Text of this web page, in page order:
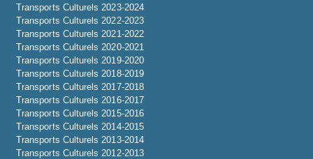
Transports Culturels 2023-2024
Transports Culturels 2022-2023
Transports Culturels 2021-2022
Transports Culturels 2020-2021
Transports Culturels 2019-2020
Transports Culturels 2018-2019
Transports Culturels 2017-2018
Transports Culturels 2016-2017
Transports Culturels 2015-2016
Transports Culturels 2014-2015
Transports Culturels 2013-2014
Transports Culturels 2012-2013